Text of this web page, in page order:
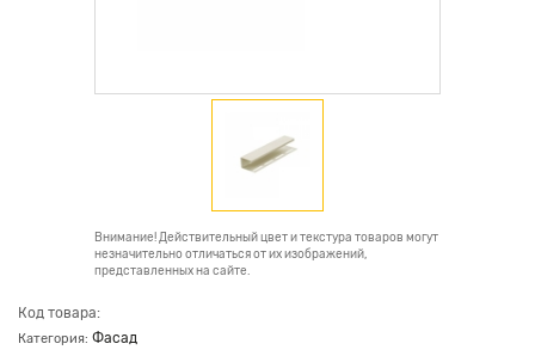
Внимание! Действительный цвет и текстура товаров могут
незначительно отличаться от их изображений,
представленных на сайте.
Код товара:
Категория: Фасад